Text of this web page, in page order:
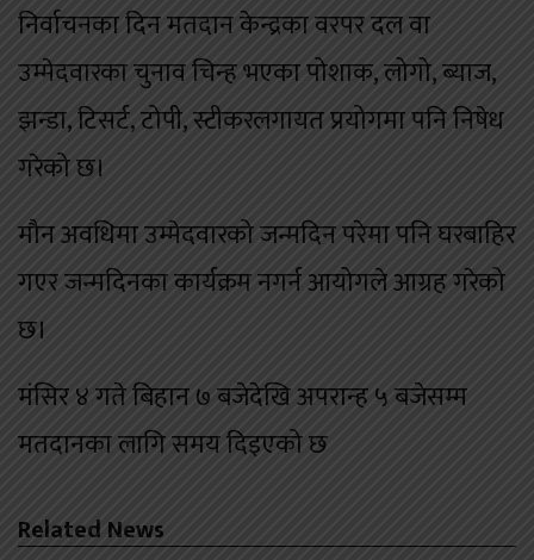
निर्वाचनका दिन मतदान केन्द्रका वरपर दल वा
उम्मेदवारका चुनाव चिन्ह भएका पोशाक, लोगो, ब्याज,
झन्डा, टिसर्ट, टोपी, स्टीकरलगायत प्रयोगमा पनि निषेध
गरेको छ।
मौन अवधिमा उम्मेदवारको जन्मदिन परेमा पनि घरबाहिर
गएर जन्मदिनका कार्यक्रम नगर्न आयोगले आग्रह गरेको
छ।
मंसिर ४ गते बिहान ७ बजेदेखि अपरान्ह ५ बजेसम्म
मतदानका लागि समय दिइएको छ
Related News